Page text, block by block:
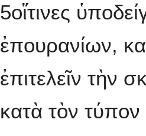
5οἵτινες
ἐπουρανίων,
ἐπιτελεῖν τὴν
κατὰ τὸν τύπον